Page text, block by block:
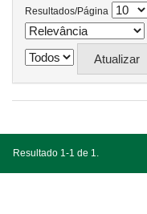
Resultados/Página
Resultado 1-1 de 1.